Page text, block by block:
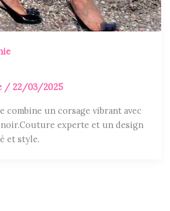
/ 22/03/2025
combine un corsage vibrant avec
noir.Couture experte et un design
et style.